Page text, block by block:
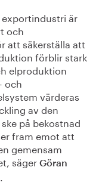
exportindustri är
och
att säkerställa att
förblir stark
elproduktion
och
värderas
av den
på bekostnad
fram emot att
gemensam
säger Göran